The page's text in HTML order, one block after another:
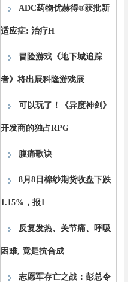
ADC药物优赫得®获批新
适应症: 治疗H
冒险游戏《地下城追踪
者》将出展科隆游戏展
可以玩了！《异度神剑》
开发商的独占RPG
腹痛歌诀
8月8日棉纱期货收盘下跌
1.15%，报1
反复发热、关节痛、呼吸
困难, 竟是抗合成
志愿军存亡之战：彭总令